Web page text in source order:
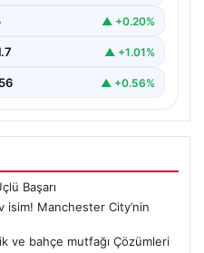
▲ +0.20%
▲ +1.01%
▲ +0.56%
Başarı
isim! Manchester City’nin
ve bahçe mutfağı Çözümleri